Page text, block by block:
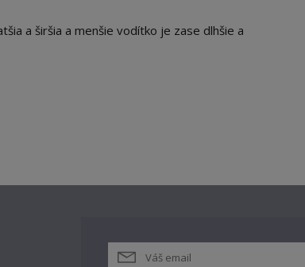
a širšia a menšie vodítko je zase dlhšie a